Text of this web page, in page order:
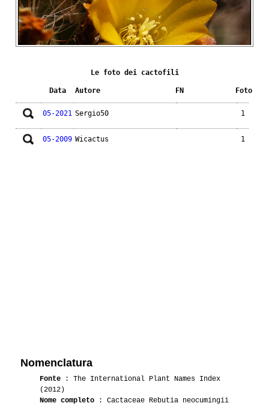
Le foto dei cactofili
Data Autore FN Foto
05-2021 Sergio50 1
05-2009 Wicactus 1
Nomenclatura
Fonte : The International Plant Names Index
(2012)
Nome completo : Cactaceae Rebutia neocumingii